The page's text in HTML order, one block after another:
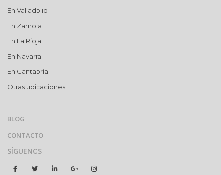
En Valladolid
En Zamora
En La Rioja
En Navarra
En Cantabria
Otras ubicaciones
BLOG
CONTACTO
SÍGUENOS